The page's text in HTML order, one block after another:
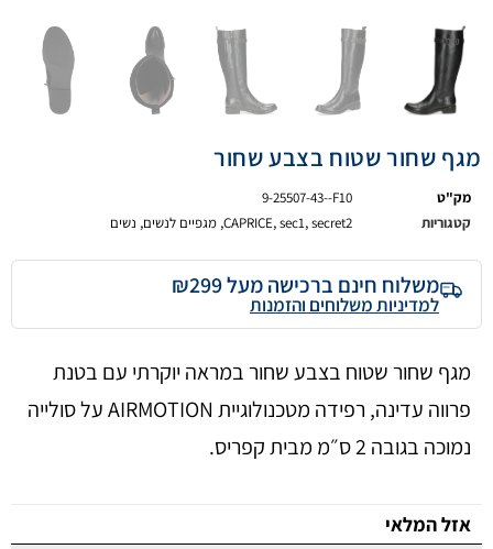
מגף שחור שטוח בצבע שחור
מק"ט
9-25507-43--F10
קטגוריות
CAPRICE,sec1,secret2
, מגפיים לנשים, נשים
משלוח חינם ברכישה מעל ₪299
למדיניות משלוחים והזמנות
מגף שחור שטוח בצבע שחור במראה יוקרתי עם בטנת
פרווה עדינה, רפידה מטכנולוגיית AIRMOTION על סולייה
נמוכה בגובה 2 ס״מ מבית קפריס.
אזל המלאי